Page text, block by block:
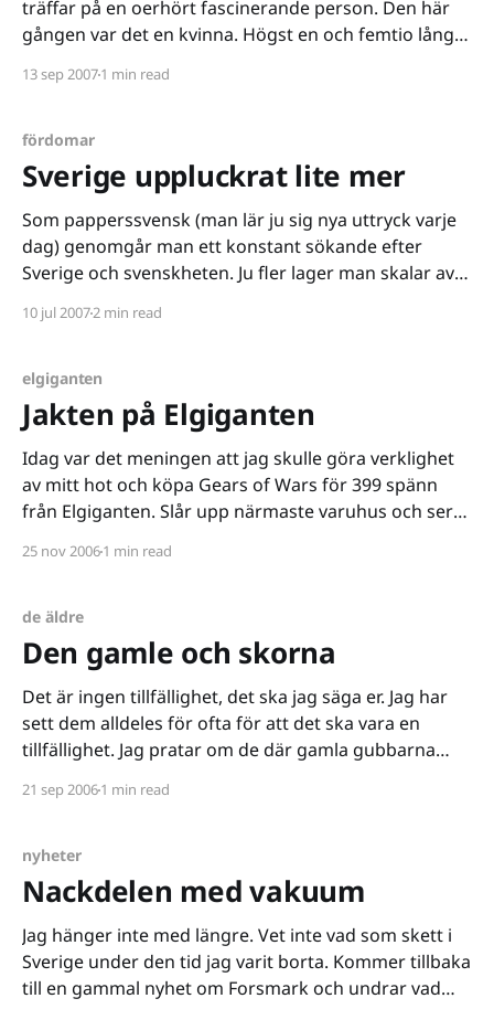
träffar på en oerhört fascinerande person. Den här
gången var det en kvinna. Högst en och femtio lång,
vara vilsen. Tittade sig omkring och sedan på klockan,
13 sep 20071 min read
fördomar
Sverige uppluckrat lite mer
Som papperssvensk (man lär ju sig nya uttryck varje
dag) genomgår man ett konstant sökande efter
Sverige och svenskheten. Ju fler lager man skalar av
försöker vi allihop att förstå Sverige - det riktiga, äkta
10 jul 20072 min read
elgiganten
Jakten på Elgiganten
Idag var det meningen att jag skulle göra verklighet
av mitt hot och köpa Gears of Wars för 399 spänn
från Elgiganten. Slår upp närmaste varuhus och ser
sedan vidare med buss 110. Sagt och gjort är klockan
25 nov 20061 min read
de äldre
Den gamle och skorna
Det är ingen tillfällighet, det ska jag säga er. Jag har
sett dem alldeles för ofta för att det ska vara en
tillfällighet. Jag pratar om de där gamla gubbarna
rakt in i en folksamling med ålderns hela pondus
21 sep 20061 min read
nyheter
Nackdelen med vakuum
Jag hänger inte med längre. Vet inte vad som skett i
Sverige under den tid jag varit borta. Kommer tillbaka
till en gammal nyhet om Forsmark och undrar vad